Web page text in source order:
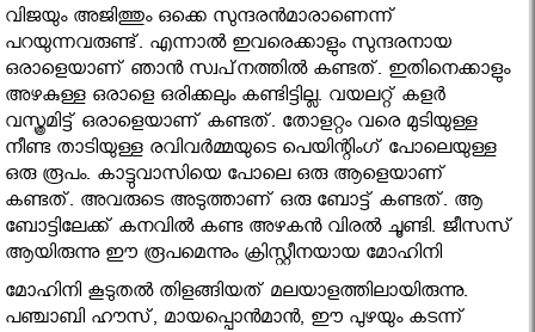
വിജയും അജിത്തും ഒക്കെ സുന്ദരന്‍മാരാണെന്ന്
പറയുന്നവരുണ്ട്. എന്നാല്‍ ഇവരെക്കാളും സുന്ദരനായ
ഒരാളെയാണ് ഞാന്‍ സ്വപ്‌നത്തില്‍ കണ്ടത്. ഇതിനെക്കാളും
അഴകുള്ള ഒരാളെ ഒരിക്കലും കണ്ടിട്ടില്ല. വയലറ്റ് കളര്‍
വസ്ത്രമിട്ട് ഒരാളെയാണ് കണ്ടത്. തോളറ്റം വരെ മുടിയുള്ള
നീണ്ട താടിയുള്ള രവിവര്‍മ്മയുടെ പെയിന്റിംഗ് പോലെയുള്ള
ഒരു രൂപം. കാട്ടുവാസിയെ പോലെ ഒരു ആളെയാണ്
കണ്ടത്. അവരുടെ അടുത്താണ് ഒരു ബോട്ട് കണ്ടത്. ആ
ബോട്ടിലേക്ക് കനവില്‍ കണ്ട അഴകന്‍ വിരല്‍ ചൂണ്ടി. ജീസസ്
ആയിരുന്നു ഈ രൂപമെന്നും ക്രിസ്റ്റീനയായ മോഹിനി
മോഹിനി കൂടുതല്‍ തിളങ്ങിയത് മലയാളത്തിലായിരുന്നു.
പഞ്ചാബി ഹൗസ്, മായപ്പൊന്‍മാന്‍, ഈ പുഴയും കടന്ന്